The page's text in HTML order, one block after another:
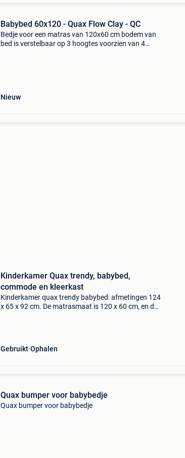
Babybed 60x120 - Quax Flow Clay - QC
Bedje voor een matras van 120x60 cm bodem van
bed is verstelbaar op 3 hoogtes voorzien van 4
Nieuw
Kinderkamer Quax trendy, babybed,
commode en kleerkast
Kinderkamer quax trendy babybed: afmetingen 124
x 65 x 92 cm. De matrasmaat is 120 x 60 cm, en de
Gebruikt Ophalen
Quax bumper voor babybedje
Quax bumper voor babybedje